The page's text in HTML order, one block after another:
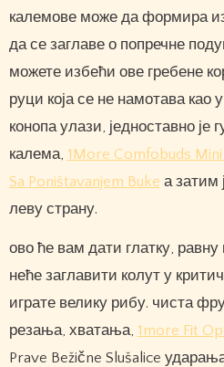
калемове може да формира
да се заглаве о попречне
можете избећи ове гребене
руци која се не намотава као
конопа улази, једноставно је
калема, 1More Comfobuds
Sa Poništavanjem Buke а затим
леву страну.
ово ће вам дати глатку, равну
неће заглавити колут у
играте велику рибу. чиста
резања, хватања, 1more Fit
Prave Bežične Slušalice